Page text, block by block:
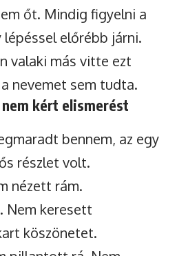
őt. Mindig figyelni a
előrébb járni.
valaki más vitte ezt
nevemet sem tudta.
kért elismerést
bennem, az egy
részlet volt.
nézett rám.
Nem keresett
köszönetet.